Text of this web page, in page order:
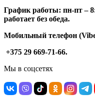
График работы: пн-пт –
работает без обеда.
Мобильный телефон
+375 29 669-71-66.
Мы в соцсетях